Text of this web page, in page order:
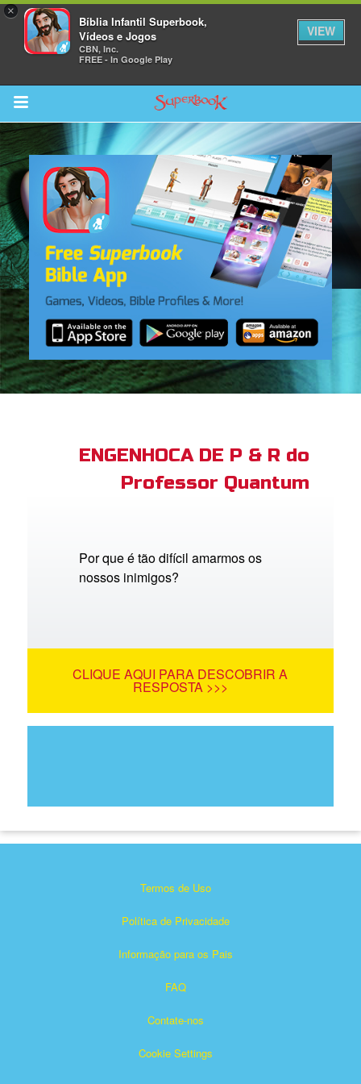
×
Bíblia Infantil Superbook,
Vídeos e Jogos
CBN, Inc.
FREE - In Google Play
VIEW
Return to Content
Bible App
ENGENHOCA DE P & R do
Professor Quantum
Por que é tão difícil amarmos os
nossos inimigos?
CLIQUE AQUI PARA DESCOBRIR A
RESPOSTA >>>
Termos de Uso
Política de Privacidade
Informação para os Pais
FAQ
Contate-nos
Cookie Settings